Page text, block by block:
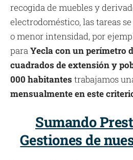
recogida de muebles y
electrodoméstico, las tareas
o menor intensidad, por
paraYecla con un perímetro
cuadrados de extensión y
000 habitantes trabajamos
mensualmente en este
Sumando
Gestiones de